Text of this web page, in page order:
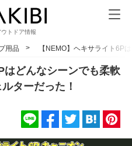
トドア情報
用品 【NEMO】ヘキサライト6P
はどんなシーンでも柔軟
ターだった！